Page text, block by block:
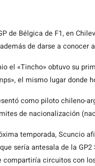
de Bélgica de F1, en
de darse a conocer
el «Tincho» obtuvo su
el mismo lugar donde
como piloto chileno-
de nacionalización
temporada, Scuncio
sería antesala de la
compartiría circuitos con